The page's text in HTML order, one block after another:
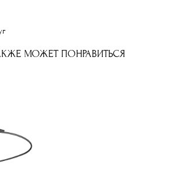
МОЖЕТ ПОНРАВИТЬСЯ